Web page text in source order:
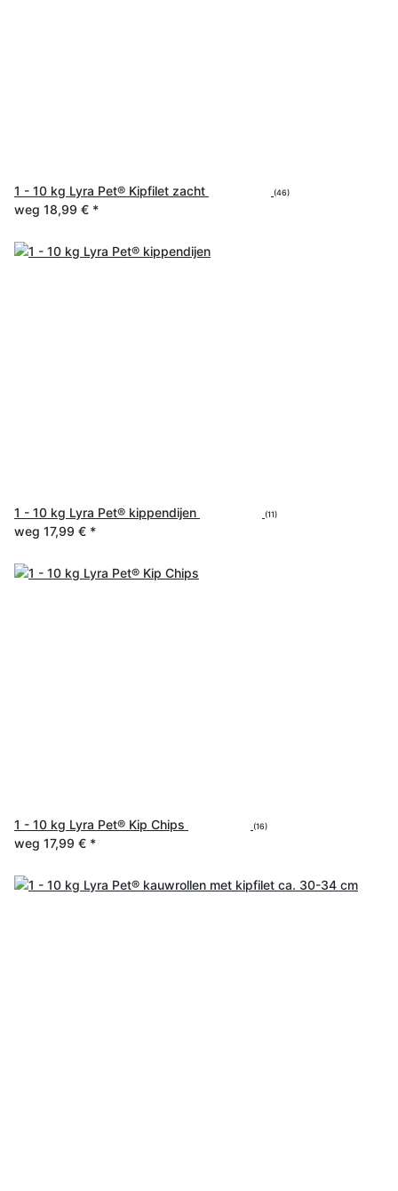
1 - 10 kg Lyra Pet® Kipfilet zacht (46)
weg 18,99 € *
1 - 10 kg Lyra Pet® kippendijen (11)
weg 17,99 € *
1 - 10 kg Lyra Pet® Kip Chips (16)
weg 17,99 € *